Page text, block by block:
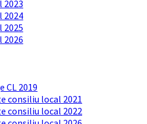
2023
2024
2025
2026
CL 2019
consiliu local 2021
consiliu local 2022